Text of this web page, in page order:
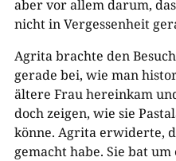
aber vor allem darum,
nicht in Vergessenheit
Agrita brachte den
gerade bei, wie man
ältere Frau hereinkam
doch zeigen, wie sie
könne. Agrita erwiderte,
gemacht habe. Sie bat